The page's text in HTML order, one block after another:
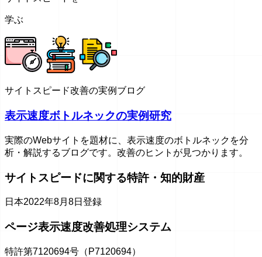
学ぶ
サイトスピード改善の実例ブログ
表示速度ボトルネックの実例研究
実際のWebサイトを題材に、表示速度のボトルネックを分
析・解説するブログです。改善のヒントが見つかります。
サイトスピードに関する特許・知的財産
日本2022年8月8日登録
ページ表示速度改善処理システム
特許第7120694号（P7120694）